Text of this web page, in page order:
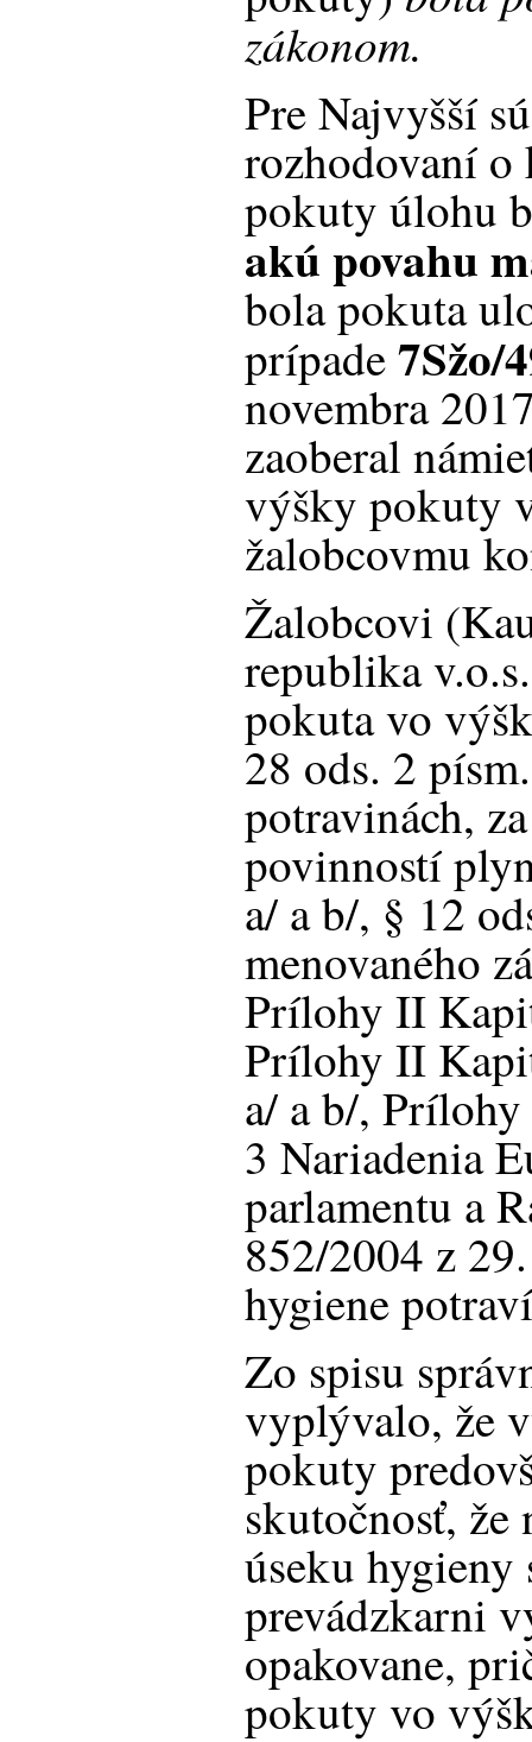
zákonom.
Pre Najvyšší
rozhodovaní o
pokuty úlohu
akú povahu
bola pokuta
prípade7Sžo/
novembra
zaoberal
výšky pokuty
žalobcovmu
Žalobcovi
republika
pokuta vo
28 ods. 2
potravinách,
povinností
a/ a b/, § 12
menovaného
Prílohy II
Prílohy II
a/ a b/,
3 Nariadenia
parlamentu a
852/2004 z
hygiene
Zo spisu
vyplývalo, že
pokuty
skutočnosť, že
úseku hygieny
prevádzkarni
opakovane,
pokuty vo